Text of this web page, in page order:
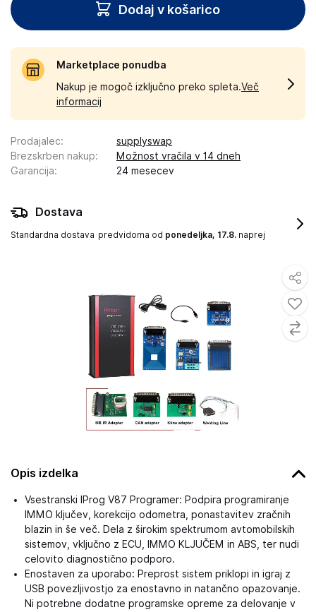
Opis izdelka
Vsestranski IProg V87 Programer: Podpira programiranje
IMMO ključev, korekcijo odometra, ponastavitev zračnih
blazin in še več. Dela z širokim spektrumom avtomobilskih
sistemov, vključno z ECU, IMMO KLJUČEM in ABS, ter nudi
celovito diagnostično podporo.
Enostaven za uporabo: Preprost sistem priklopi in igraj z
USB povezljivostjo za enostavno in natančno opazovanje.
Ni potrebne dodatne programske opreme za delovanje v
Dodaj v košarico
Marketplace ponudba
Nakup je mogoč izključno preko spleta.Več
informacij
Prodajalec:
supplyswap
Brezskrben nakup:
Možnost vračila v 14 dneh
Garancija: 24 mesecev
Dostava
Standardna dostava predvidoma od ponedeljka, 17.8. naprej